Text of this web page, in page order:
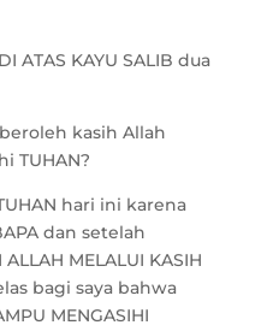
ATAS KAYU SALIB dua
kasih Allah
TUHAN?
hari ini karena
dan setelah
MELALUI KASIH
bagi saya bahwa
MENGASIHI